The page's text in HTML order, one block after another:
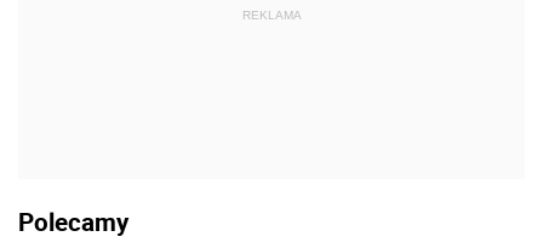
REKLAMA
Polecamy